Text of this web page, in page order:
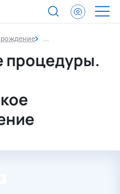
Закупочные
процедуры.